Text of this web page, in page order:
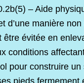
– Aide
d’une manière
évitée en
conditions
pour construire un